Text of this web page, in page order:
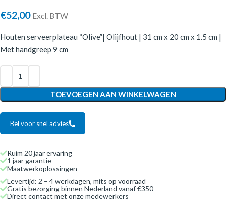
€52,00 Excl. BTW
Houten serveerplateau “Olive”| Olijfhout | 31 cm x 20 cm x 1.5 cm |
Met handgreep 9 cm
TOEVOEGEN AAN WINKELWAGEN
Bel voor snel advies
Ruim 20 jaar ervaring
1 jaar garantie
Maatwerkoplossingen
Levertijd: 2 – 4 werkdagen, mits op voorraad
Gratis bezorging binnen Nederland vanaf €350
Direct contact met onze medewerkers